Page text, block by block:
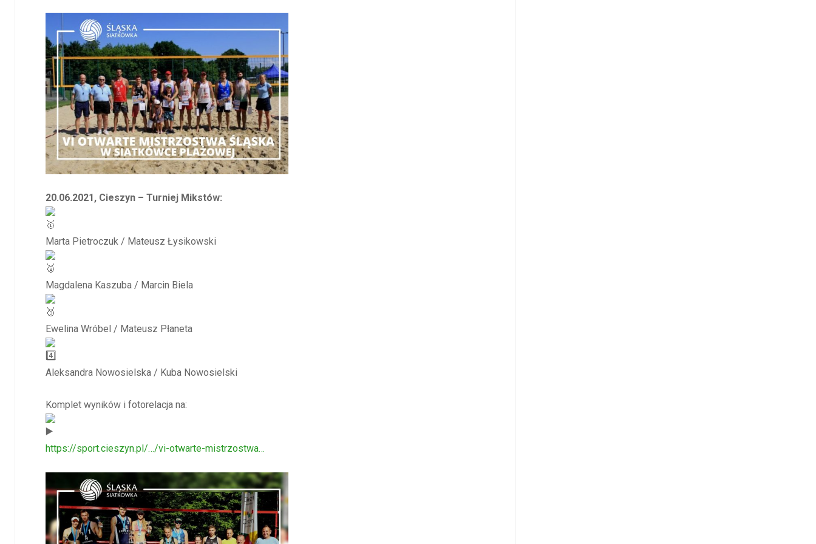
20.06.2021, Cieszyn – Turniej Mikstów:
Marta Pietroczuk / Mateusz Łysikowski
Magdalena Kaszuba / Marcin Biela
Ewelina Wróbel / Mateusz Płaneta
Aleksandra Nowosielska / Kuba Nowosielski
Komplet wyników i fotorelacja na:
https://sport.cieszyn.pl/…/vi-otwarte-mistrzostwa…